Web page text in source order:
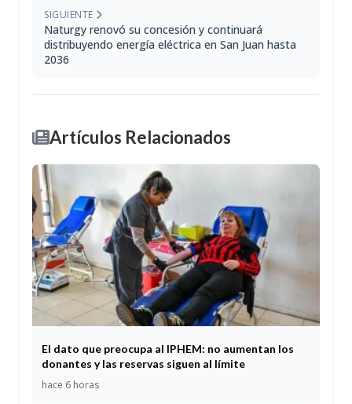
SIGUIENTE
Naturgy renovó su concesión y continuará
distribuyendo energía eléctrica en San Juan hasta
2036
Artículos Relacionados
El dato que preocupa al IPHEM: no aumentan los
donantes y las reservas siguen al límite
hace 6 horas